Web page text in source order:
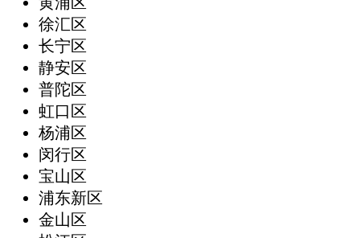
徐汇区
长宁区
静安区
普陀区
虹口区
杨浦区
闵行区
宝山区
浦东新区
金山区